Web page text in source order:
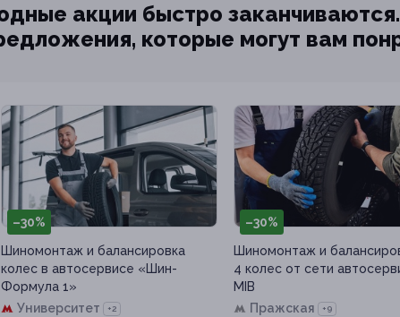
акции быстро заканчиваются.
которые могут вам
–30%
Шиномонтаж и балансировка
колес в автосервисе «Шин-
Формула 1»
Университет
+2
–30%
Шиномонтаж и
4 колес от сети
MIB
Пражская
+9